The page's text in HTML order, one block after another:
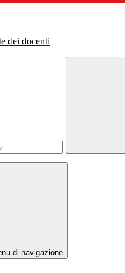
dei docenti
di navigazione